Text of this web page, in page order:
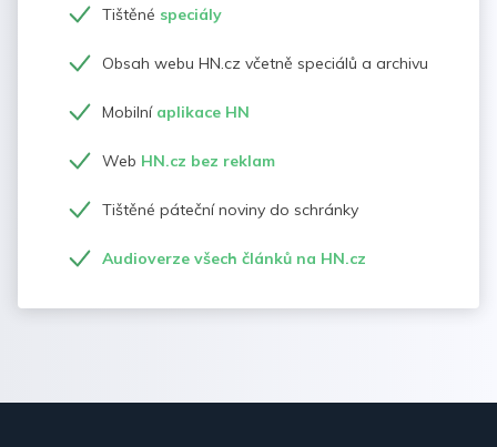
Tištěné speciály
Obsah webu HN.cz včetně speciálů a archivu
Mobilní aplikace HN
Web HN.cz bez reklam
Tištěné páteční noviny do schránky
Audioverze všech článků na HN.cz